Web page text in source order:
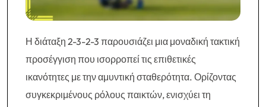
Η διάταξη 2-3-2-3 παρουσιάζει μια μοναδική τακτική
προσέγγιση που ισορροπεί τις επιθετικές
ικανότητες με την αμυντική σταθερότητα. Ορίζοντας
συγκεκριμένους ρόλους παικτών, ενισχύει τη